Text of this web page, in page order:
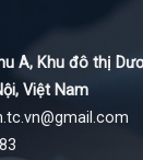
A, Khu đô thị
Việt Nam